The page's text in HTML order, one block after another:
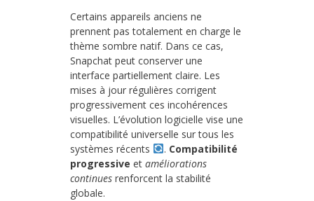
Certains appareils anciens ne
prennent pas totalement en charge le
thème sombre natif. Dans ce cas,
Snapchat peut conserver une
interface partiellement claire. Les
mises à jour régulières corrigent
progressivement ces incohérences
visuelles. L’évolution logicielle vise une
compatibilité universelle sur tous les
systèmes récents
. Compatibilité
progressive et améliorations
continues renforcent la stabilité
globale.